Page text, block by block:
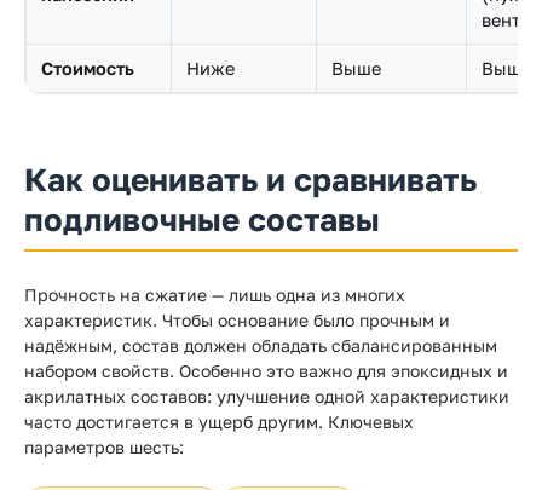
Стоимость Ниже Выше Выше
Как оценивать и сравнивать
подливочные составы
Прочность на сжатие — лишь одна из многих
характеристик. Чтобы основание было прочным и
надёжным, состав должен обладать сбалансированным
набором свойств. Особенно это важно для эпоксидных и
акрилатных составов: улучшение одной характеристики
часто достигается в ущерб другим. Ключевых
параметров шесть: